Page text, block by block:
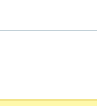
Pay）、支付寶
開課，為免郵遞延誤報